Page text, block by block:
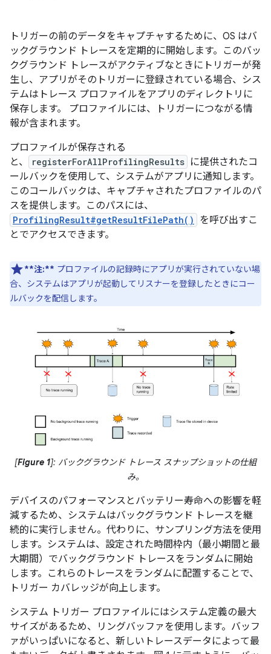
トリガーの前のデータをキャプチャするために、OS はバ
ックグラウンド トレースを定期的に開始します。このバッ
クグラウンド トレースがアクティブなときにトリガーが発
生し、アプリがそのトリガーに登録されている場合、シス
テムはトレース プロファイルをアプリのディレクトリに
保存します。 プロファイルには、トリガーにつながる情
報が含まれます。
プロファイルが保存される
と、
registerForAllProfilingResults に提供されたコ
ールバックを使用して、システムがアプリに通知します。
このコールバックは、キャプチャされたプロファイルのパ
スを提供します。このパスには、
ProfilingResult#getResultFilePath()
を呼び出すこ
とでアクセスできます。
**注:** プロファイルの記録時にアプリが実行されていない場
合、システムはアプリが起動してリスナーを登録したときにコー
ルバックを配信します。
[Figure 1]: バックグラウンド トレース スナップショットの仕組
み。
デバイスのパフォーマンスとバッテリー寿命への影響を軽
減するため、システムはバックグラウンド トレースを継
続的に実行しません。代わりに、サンプリング方法を使用
します。システムは、設定された時間枠内（最小期間と最
大期間）でバックグラウンド トレースをランダムに開始
します。これらのトレースをランダムに配置することで、
トリガー カバレッジが向上します。
システム トリガー プロファイルにはシステム定義の最大
サイズがあるため、リングバッファを使用します。バッフ
ァがいっぱいになると、新しいトレースデータによって最